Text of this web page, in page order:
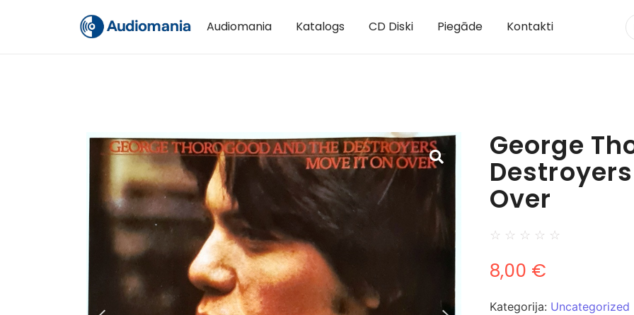
Audiomania Katalogs CD Diski Piegāde Kontakti
George
Over
☆ ☆ ☆ ☆ ☆
8,00 €
Kategorija: Uncategorized